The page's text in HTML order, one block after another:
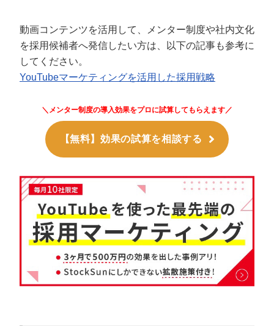
動画コンテンツを活用して、メンター制度や社内文化
を採用候補者へ発信したい方は、以下の記事も参考に
してください。
YouTubeマーケティングを活用した採用戦略
＼メンター制度の導入効果をプロに試算してもらえます／
【無料】効果の試算を相談する